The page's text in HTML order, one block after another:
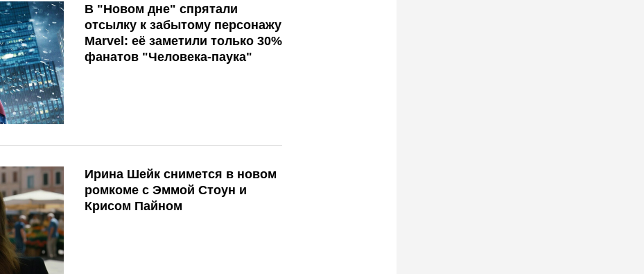
В "Новом дне" спрятали
отсылку к забытому персонажу
Marvel: её заметили только 30%
фанатов "Человека-паука"
Ирина Шейк снимется в новом
ромкоме с Эммой Стоун и
Крисом Пайном